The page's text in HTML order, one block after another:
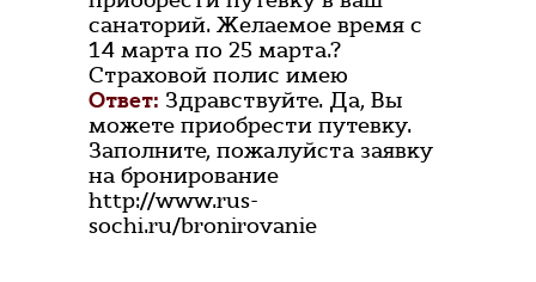
санаторий. Желаемое время с
14 марта по 25 марта.?
Страховой полис имею
Ответ: Здравствуйте. Да, Вы
можете приобрести путевку.
Заполните, пожалуйста заявку
на бронирование
http://www.rus-
sochi.ru/bronirovanie